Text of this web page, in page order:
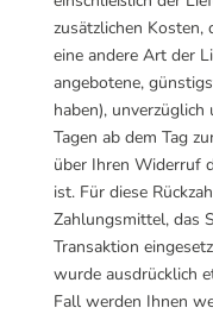
zusätzlichen Kosten,
eine andere Art der
angebotene,
haben),
Tagen ab dem Tag
über Ihren Widerruf
ist. Für diese
Zahlungsmittel, das
Transaktion
wurde ausdrücklich
Fall werden Ihnen